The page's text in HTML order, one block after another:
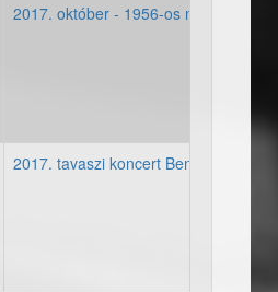
2017. október - 1956-os
plakat.jpg
2017. tavaszi koncert Benedek